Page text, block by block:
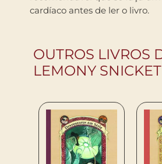
cardíaco antes de ler o livro.
OUTROS LIVROS
LEMONY SNICKET